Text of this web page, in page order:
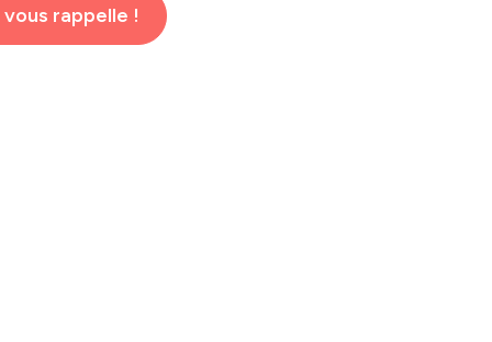
vous rappelle !